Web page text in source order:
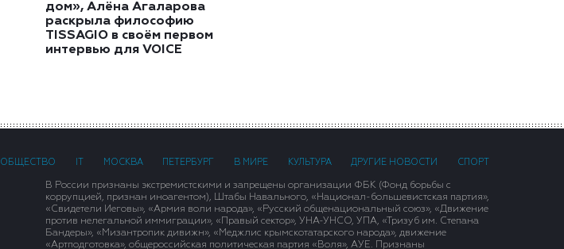
дом», Алёна Агаларова
раскрыла философию
TISSAGIO в своём первом
интервью для VOICE
ОБЩЕСТВО МОСКВА ПЕТЕРБУРГ В МИРЕ КУЛЬТУРА ДРУГИЕ НОВОСТИ СПОРТ
В России признаны экстремистскими и запрещены организации ФБК (Фонд борьбы с
коррупцией, признан иноагентом), Штабы Навального, «Национал-большевистская партия»,
«Свидетели Иеговы», «Армия воли народа», «Русский общенациональный союз», «Движение
против нелегальной иммиграции», «Правый сектор», УНА-УНСО, УПА, «Тризуб им. Степана
Бандеры», «Мизантропик дивижн», «Меджлис крымскотатарского народа», движение
«Артподготовка», общероссийская политическая партия «Воля», АУЕ. Признаны